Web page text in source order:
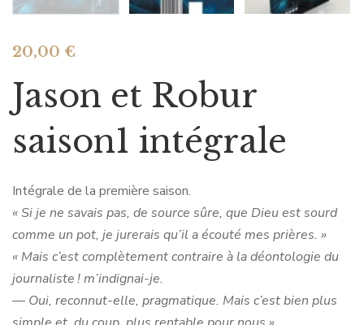
20,00 €
Jason et Robur
saison1 intégrale
Intégrale de la première saison.
«Si je ne savais pas, de source sûre, que Dieu est sourd
comme un pot, je jurerais qu’il a écouté mes prières. »
« Mais c’est complètement contraire à la déontologie du
journaliste ! m’indignai-je.
— Oui, reconnut-elle, pragmatique. Mais c’est bien plus